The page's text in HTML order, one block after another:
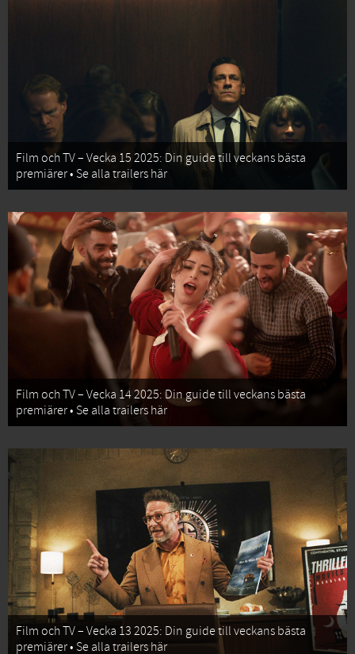
Film och TV – Vecka 15 2025: Din guide till veckans bästa
premiärer • Se alla trailers här
Film och TV – Vecka 14 2025: Din guide till veckans bästa
premiärer • Se alla trailers här
Film och TV – Vecka 13 2025: Din guide till veckans bästa
premiärer • Se alla trailers här